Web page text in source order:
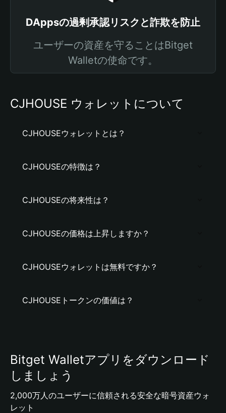
DAppsの過剰承認リスクと詐欺を防止
ユーザーの資産を守ることはBitget
Walletの使命です。
CJHOUSE ウォレットについて
CJHOUSEウォレットとは？
CJHOUSEの特徴は？
CJHOUSEの将来性は？
CJHOUSEの価格は上昇しますか？
CJHOUSEウォレットは無料ですか？
CJHOUSEトークンの価値は？
Bitget Walletアプリをダウンロード
しましょう
2,000万人のユーザーに信頼される安全な暗号資産ウォ
レット